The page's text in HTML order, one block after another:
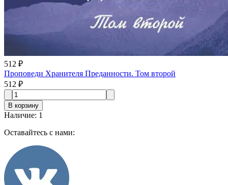
512 ₽
Проповеди Хранителя Преданности. Том второй
512 ₽
В корзину
Наличие: 1
Оставайтесь с нами: